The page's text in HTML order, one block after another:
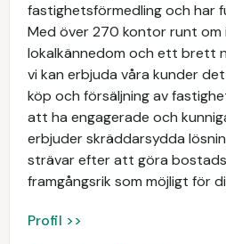
fastighetsförmedling och har
Med över 270 kontor runt om
lokalkännedom och ett brett
vi kan erbjuda våra kunder
köp och försäljning av
att ha engagerade och
erbjuder skräddarsydda
strävar efter att göra
framgångsrik som möjligt för
Profil >>